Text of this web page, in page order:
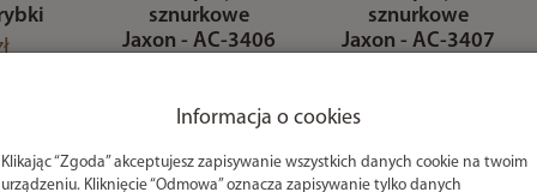
sznurkowe
Jaxon - AC-3406
sznurkowe
Jaxon - AC-3407
działająca na polskim rynku firma wędkarska istniejąca od
w Europie Centralnej. Sprzęt wędkarski Jaxona cieszy się dobra
Informacja o cookies
Klikając “Zgoda” akceptujesz zapisywanie wszystkich danych cookie na twoim
urządzeniu. Kliknięcie “Odmowa” oznacza zapisywanie tylko danych